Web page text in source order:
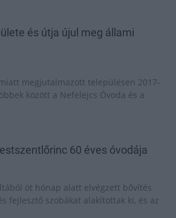
és útja újul meg állami
megjutalmazott településen 2017-
között a Nefelejcs Óvoda és a
60 éves óvodája
öt hónap alatt elvégzett bővítés
fejlesztő szobákat alakítottak ki, és az